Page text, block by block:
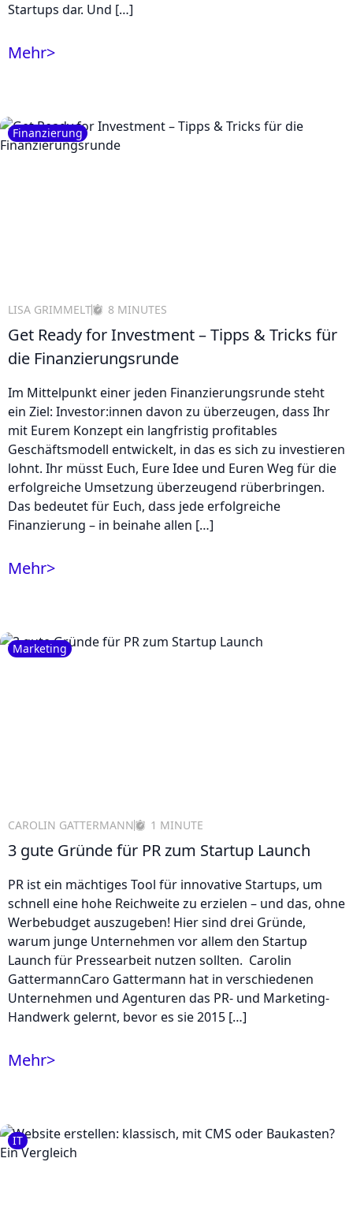
Startups dar. Und […]
Mehr>
Finanzierung
LISA GRIMMELT 8 MINUTES
Get Ready for Investment – Tipps & Tricks für
die Finanzierungsrunde
Im Mittelpunkt einer jeden Finanzierungsrunde steht
ein Ziel: Investor:innen davon zu überzeugen, dass Ihr
mit Eurem Konzept ein langfristig profitables
Geschäftsmodell entwickelt, in das es sich zu investieren
lohnt. Ihr müsst Euch, Eure Idee und Euren Weg für die
erfolgreiche Umsetzung überzeugend rüberbringen.
Das bedeutet für Euch, dass jede erfolgreiche
Finanzierung – in beinahe allen […]
Mehr>
Marketing
CAROLIN GATTERMANN 1 MINUTE
3 gute Gründe für PR zum Startup Launch
PR ist ein mächtiges Tool für innovative Startups, um
schnell eine hohe Reichweite zu erzielen – und das, ohne
Werbebudget auszugeben! Hier sind drei Gründe,
warum junge Unternehmen vor allem den Startup
Launch für Pressearbeit nutzen sollten. Carolin
GattermannCaro Gattermann hat in verschiedenen
Unternehmen und Agenturen das PR- und Marketing-
Handwerk gelernt, bevor es sie 2015 […]
Mehr>
IT